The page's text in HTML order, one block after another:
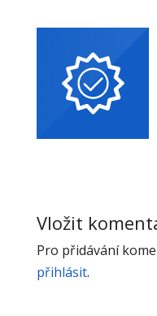
Vložit
Pro přidávání
přihlásit.